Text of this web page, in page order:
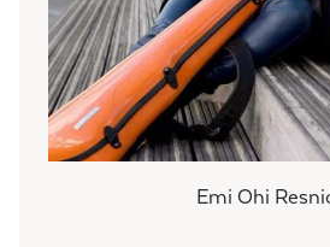
Emi Ohi